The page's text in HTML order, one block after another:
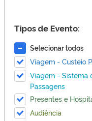
Tipos de Evento:
Selecionar todos
Viagem - Custeio
Viagem - Sistema
Passagens
Presentes e
Audiência